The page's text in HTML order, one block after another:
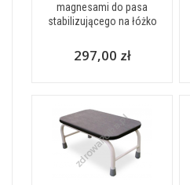
magnesami do pasa
stabilizującego na łóżko
297,00 zł